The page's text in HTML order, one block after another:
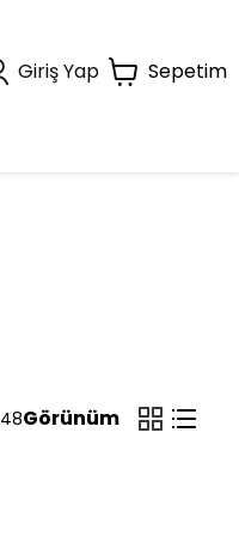
Giriş Yap Sepetim
48Görünüm